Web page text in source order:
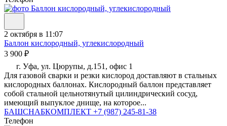
2 октября в 11:07
Баллон кислородный, углекислородный
3 900 ₽
г. Уфа, ул. Цюрупы, д.151, офис 1
Для газовой сварки и резки кислород доставляют в стальных
кислородных баллонах. Кислородный баллон представляет
собой стальной цельнотянутый цилиндрический сосуд,
имеющий выпуклое днище, на которое...
БАШСНАБКОМПЛЕКТ +7 (987) 245-81-38
Телефон